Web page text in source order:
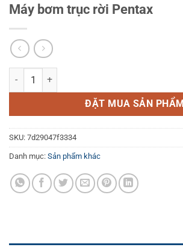
Máy bơm trục rời Pentax
Máy bơm trục rời Pentax số lượng
ĐẶT MUA SẢN PHẨM
SKU: 7d29047f3334
Danh mục: Sản phẩm khác